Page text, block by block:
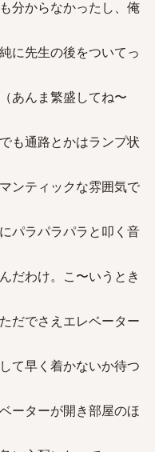
分からなかったし、俺
に先生の後をついてっ
あんま繁盛してね〜
も通路とかはランプ状
ンティックな雰囲気で
パラパラパラと叩く音
だわけ。こ〜いうとき
だでさえエレベーター
て早く着かないか待つ
ーターが開き部屋のほ